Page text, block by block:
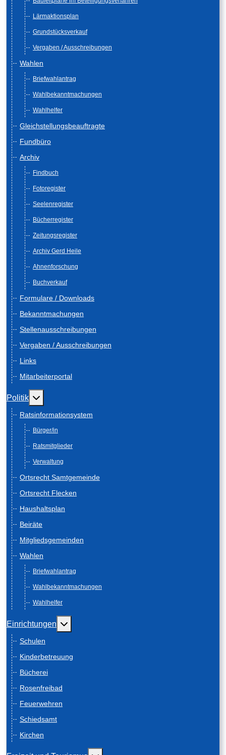
Lärmaktionsplan
Grundstücksverkauf
Vergaben / Ausschreibungen
Wahlen
Briefwahlantrag
Wahlbekanntmachungen
Wahlhelfer
Gleichstellungsbeauftragte
Fundbüro
Archiv
Findbuch
Fotoregister
Seelenregister
Bücherregister
Zeitungsregister
Archiv Gerd Heile
Ahnenforschung
Buchverkauf
Formulare / Downloads
Bekanntmachungen
Stellenausschreibungen
Vergaben / Ausschreibungen
Links
Mitarbeiterportal
Politik Weitere Informationen: Politik
Ratsinformationsystem
Bürger/in
Ratsmitglieder
Verwaltung
Ortsrecht Samtgemeinde
Ortsrecht Flecken
Haushaltsplan
Beiräte
Mitgliedsgemeinden
Wahlen
Briefwahlantrag
Wahlbekanntmachungen
Wahlhelfer
Einrichtungen Weitere Informationen: Einrichtungen
Schulen
Kinderbetreuung
Bücherei
Rosenfreibad
Feuerwehren
Schiedsamt
Kirchen